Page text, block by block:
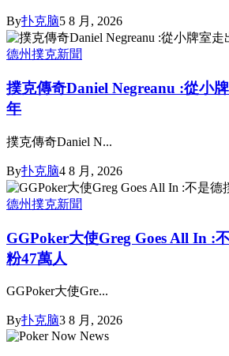
By扑克脑5 8 月, 2026
德州撲克新聞
撲克傳奇Daniel Negreanu :從小
年
撲克傳奇Daniel N...
By扑克脑4 8 月, 2026
德州撲克新聞
GGPoker大使Greg Goes All In :
粉47萬人
GGPoker大使Gre...
By扑克脑3 8 月, 2026